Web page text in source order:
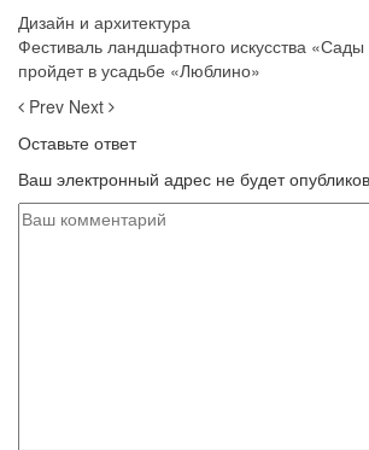
Дизайн и архитектура
Фестиваль ландшафтного искусства
пройдет в усадьбе «Люблино»
Prev Next
Оставьте ответ
Ваш электронный адрес не будет